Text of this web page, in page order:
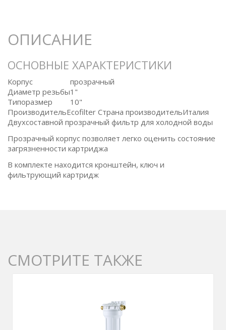
ОПИСАНИЕ
ОСНОВНЫЕ ХАРАКТЕРИСТИКИ
Корпус
прозрачный
Диаметр резьбы1"
Типоразмер
10"
ПроизводительEcofilter Страна производительИталия
Двухсоставной прозрачный фильтр для холодной воды
Прозрачный корпус позволяет легко оценить состояние
загрязненности картриджа
В комплекте находится кронштейн, ключ и
фильтрующий картридж
СМОТРИТЕ ТАКЖЕ